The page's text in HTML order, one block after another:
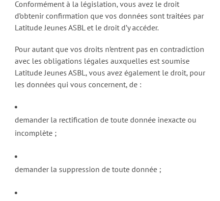
Conformément à la législation, vous avez le droit
d’obtenir confirmation que vos données sont traitées par
Latitude Jeunes ASBL et le droit d’y accéder.
Pour autant que vos droits n’entrent pas en contradiction
avec les obligations légales auxquelles est soumise
Latitude Jeunes ASBL, vous avez également le droit, pour
les données qui vous concernent, de :
demander la rectification de toute donnée inexacte ou
incomplète ;
demander la suppression de toute donnée ;